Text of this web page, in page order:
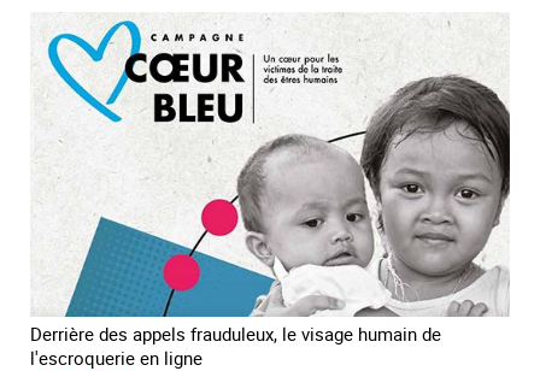
en
Asie
du
sud
est
Derrière des appels frauduleux, le visage humain de
l'escroquerie en ligne